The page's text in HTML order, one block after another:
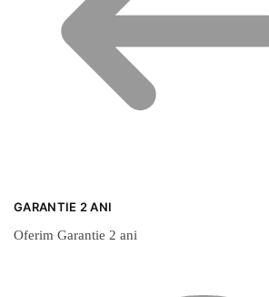
GARANTIE 2 ANI
Oferim Garantie 2 ani